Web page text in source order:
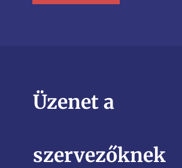
Üzenet a
szervezőknek